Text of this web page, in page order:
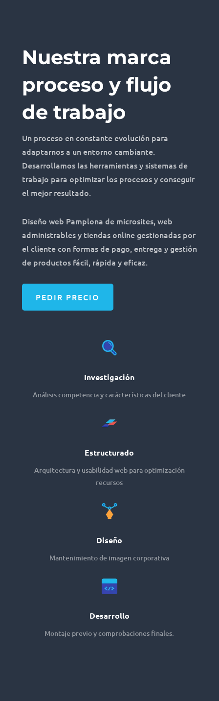
Nuestra marca
proceso y flujo
de trabajo
Un proceso en constante evolución para
adaptarnos a un entorno cambiante.
Desarrollamos las herramientas y sistemas de
trabajo para optimizar los procesos y conseguir
el mejor resultado.
Diseño web Pamplona de microsites, web
administrables y tiendas online gestionadas por
el cliente con formas de pago, entrega y gestión
de productos fácil, rápida y eficaz.
PEDIR PRECIO
Investigación
Análisis competencia y carácterísticas del cliente
Estructurado
Arquitectura y usabilidad web para optimización
recursos
Diseño
Mantenimiento de imagen corporativa
Desarrollo
Montaje previo y comprobaciones finales.